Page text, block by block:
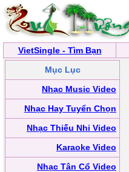
VietSingle - Tìm Bạn
Mục Lục
Nhạc Music Video
Nhạc Hay Tuyển Chọn
Nhạc Thiếu Nhi Video
Karaoke Video
Nhạc Tân Cổ Video